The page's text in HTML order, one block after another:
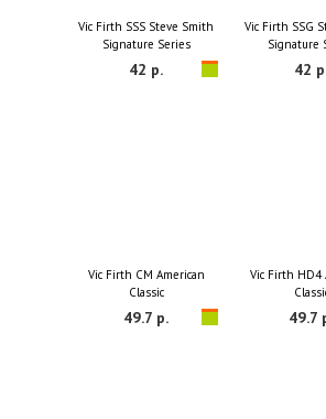
Vic Firth SSS Steve Smith
Signature Series
42 р.
Vic Firth SSG
Signature
42
Vic Firth CM American
Classic
49.7 р.
Vic Firth HD4
49.7